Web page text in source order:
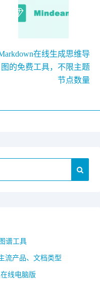
在线生成思维导
图的免费工具，不限主题
节点数量
谱工具
流产品、文档类型
线电脑版